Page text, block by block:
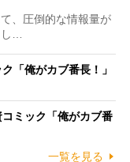
、圧倒的な情報量が
…
「俺がカブ番長！」
ミック「俺がカブ番
一覧を見る